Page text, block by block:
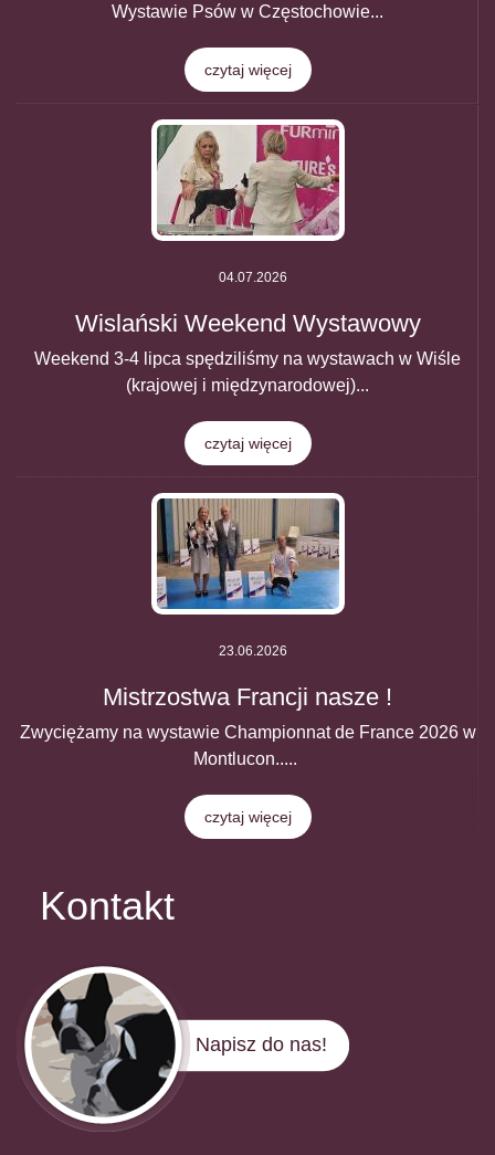
Wystawie Psów w Częstochowie...
czytaj więcej
04.07.2026
Wislański Weekend Wystawowy
Weekend 3-4 lipca spędziliśmy na wystawach w Wiśle
(krajowej i międzynarodowej)...
czytaj więcej
23.06.2026
Mistrzostwa Francji nasze !
Zwyciężamy na wystawie Championnat de France 2026 w
Montlucon.....
czytaj więcej
Kontakt
Napisz do nas!